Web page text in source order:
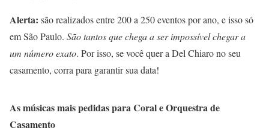
Alerta: são realizados entre 200 a 250 eventos por ano, e isso só
em São Paulo. São tantos que chega a ser impossível chegar a
um número exato. Por isso, se você quer a Del Chiaro no seu
casamento, corra para garantir sua data!
As músicas mais pedidas para Coral e Orquestra de
Casamento